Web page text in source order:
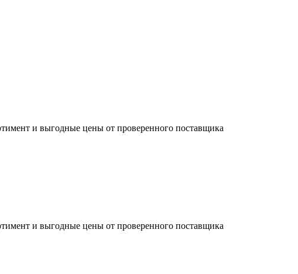
и выгодные цены от проверенного поставщика
и выгодные цены от проверенного поставщика